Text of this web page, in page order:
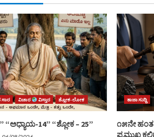
ಸಾರ ವಿಚಾರ ವಿಸ್ತಾರ ಶ್ಲೋಕ-ಲೋಕ
“ಅಧ್ಯಾಯ-14” “ಶ್ಲೋಕ – 25”
ತಾಜಾ ಸುದ್ದಿ
೧೫ನೇ
ಪ್ರಮುಖ